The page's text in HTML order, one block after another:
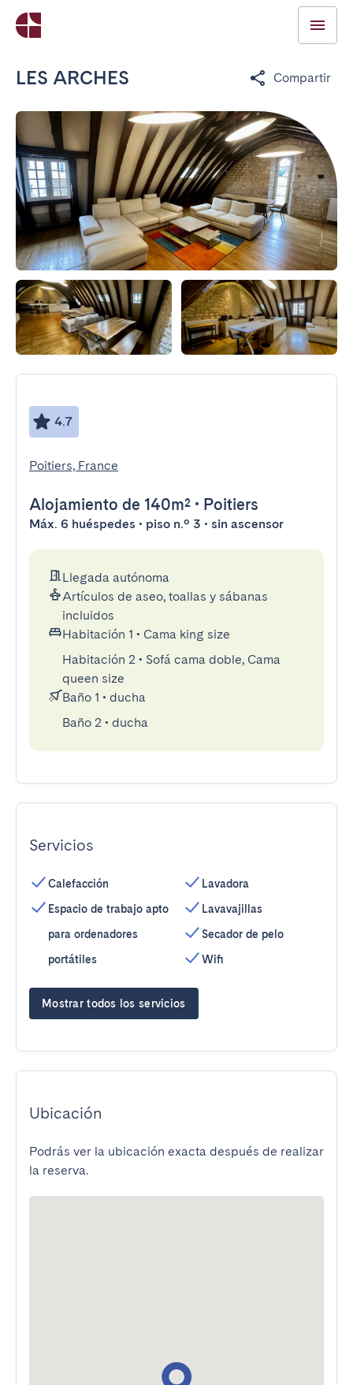
LES ARCHES Compartir
4.7
Poitiers, France
Alojamiento de 140m² • Poitiers
Máx. 6 huéspedes • piso n.º 3 • sin ascensor
Llegada autónoma
Artículos de aseo, toallas y sábanas
incluidos
Habitación 1 • Cama king size
Habitación 2 • Sofá cama doble, Cama
queen size
Baño 1 • ducha
Baño 2 • ducha
Servicios
Calefacción
Espacio de trabajo apto
para ordenadores
portátiles
Lavadora
Lavavajillas
Secador de pelo
Wifi
Mostrar todos los servicios
Ubicación
Podrás ver la ubicación exacta después de realizar
la reserva.